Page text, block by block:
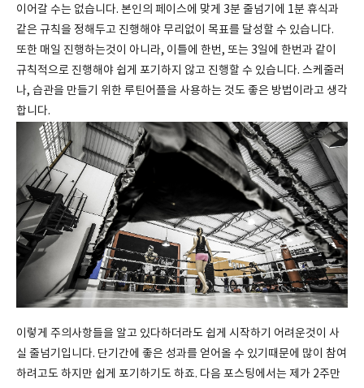
이어갈 수는 없습니다. 본인의 페이스에 맞게 3분 줄넘기에 1분 휴식과
같은 규칙을 정해두고 진행해야 무리없이 목표를 달성할 수 있습니다.
또한 매일 진행하는것이 아니라, 이틀에 한번, 또는 3일에 한번과 같이
규칙적으로 진행해야 쉽게 포기하지 않고 진행할 수 있습니다. 스케줄러
나, 습관을 만들기 위한 루틴어플을 사용하는 것도 좋은 방법이라고 생각
합니다.
이렇게 주의사항들을 알고 있다하더라도 쉽게 시작하기 어려운것이 사
실 줄넘기입니다. 단기간에 좋은 성과를 얻어올 수 있기때문에 많이 참여
하려고도 하지만 쉽게 포기하기도 하죠. 다음 포스팅에서는 제가 2주만